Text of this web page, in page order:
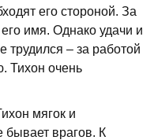
его стороной. За
имя. Однако удачи и
– за работой
Тихон очень
мягок и
бывает врагов. К